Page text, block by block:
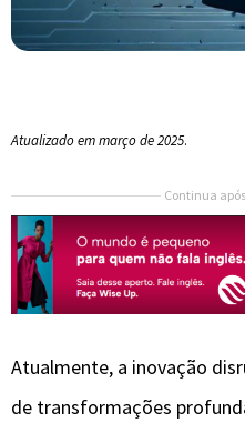
Atualizado em março de 2025.
Continua
Atualmente, a inovação
de transformações